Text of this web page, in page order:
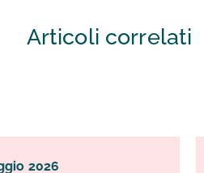
Articoli correlati